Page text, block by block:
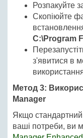
Розпакуйте
Скопіюйте
C:\Program
з'явитися в
Метод 3:
Manager
Якщо
ваші потреби, ви